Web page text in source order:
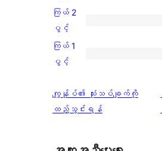
6
စောင်
အဆင့်
သုံးသပ်
1
စောင်
3
ပွင့်
အဆင့်
သုံးသပ်
ကြယ်
2
ပွင့်
သုံးသပ်
ချက်
ကြယ် 2
ပွင့်
ကြယ်
ပွင့်
အဆင့်
ကြယ် 1
ပွင့်
ကျွန်ုပ်၏ သုံးသပ်ချက်ကို
ထည့်သွင်းရန်